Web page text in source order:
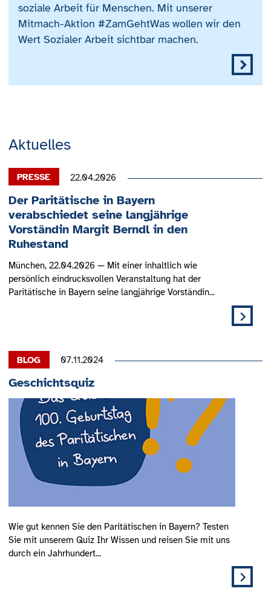
soziale Arbeit für Menschen. Mit unserer
Mitmach-Aktion #ZamGehtWas wollen wir den
Wert Sozialer Arbeit sichtbar machen.
Aktuelles
Der Paritätische in Bayern
verabschiedet seine langjährige
Vorständin Margit Berndl in den
Ruhestand
München, 22.04.2026 — Mit einer inhaltlich wie
persönlich eindrucksvollen Veranstaltung hat der
Paritätische in Bayern seine langjährige Vorständin...
22.04.2026
Geschichtsquiz
Wie gut kennen Sie den Paritätischen in Bayern? Testen
Sie mit unserem Quiz Ihr Wissen und reisen Sie mit uns
durch ein Jahrhundert...
07.11.2024